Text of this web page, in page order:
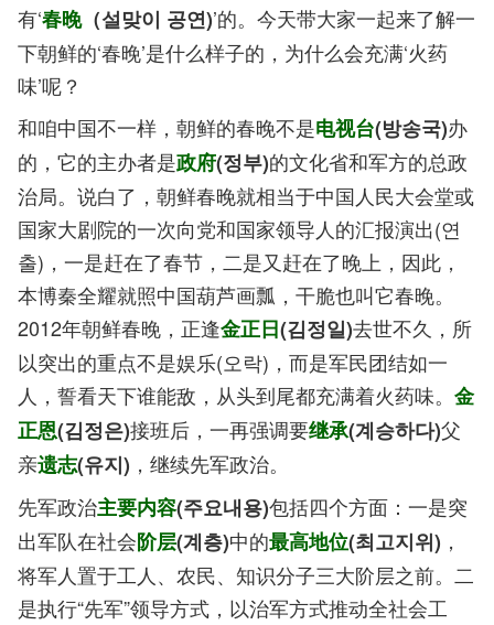
有‘春晚（설맞이 공연)’的。今天带大家一起来了解一
下朝鲜的‘春晚’是什么样子的，为什么会充满‘火药
味’呢？
和咱中国不一样，朝鲜的春晚不是电视台(방송국)办
的，它的主办者是政府(정부)的文化省和军方的总政
治局。说白了，朝鲜春晚就相当于中国人民大会堂或
国家大剧院的一次向党和国家领导人的汇报演出(연
출)，一是赶在了春节，二是又赶在了晚上，因此，
本博秦全耀就照中国葫芦画瓢，干脆也叫它春晚。
2012年朝鲜春晚，正逢金正日(김정일)去世不久，所
以突出的重点不是娱乐(오락)，而是军民团结如一
人，誓看天下谁能敌，从头到尾都充满着火药味。 金
正恩(김정은)接班后，一再强调要继承(계승하다)父
亲遗志(유지) ，继续先军政治。
先军政治主要内容(주요내용)包括四个方面：一是突
出军队在社会阶层(계층)中的最高地位(최고지위) ，
将军人置于工人、农民、知识分子三大阶层之前。二
是执行“先军”领导方式，以治军方式推动全社会工